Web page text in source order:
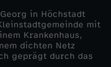
in Höchstadt
mit
Krankenhaus,
dichten Netz
geprägt durch das